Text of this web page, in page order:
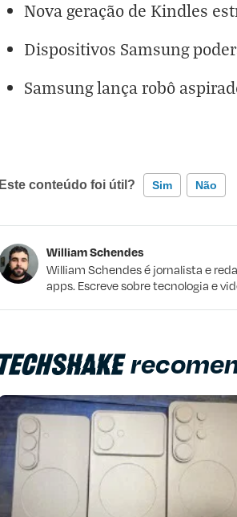
Nova geração de Kindles
Dispositivos Samsung
Samsung lança robô
Este conteúdo foi útil? Sim Não
Este conteúdo não tem a informação que
William Schendes
William Schendes é jornalista e
apps. Escreve sobre tecnologia e